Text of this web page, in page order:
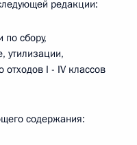
редакции:
по сбору,
утилизации,
I - IV классов
содержания: